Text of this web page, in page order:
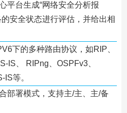
平台生成“网络安全分析报
安全状态进行评估，并给出相
下的多种路由协议，如RIP、
IS、 RIPng、OSPFv3、
IS等。
部署模式，支持主/主、主/备